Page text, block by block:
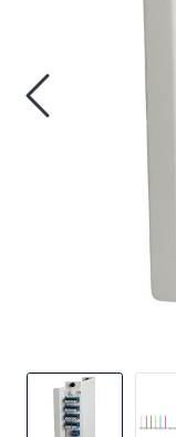
Om oss